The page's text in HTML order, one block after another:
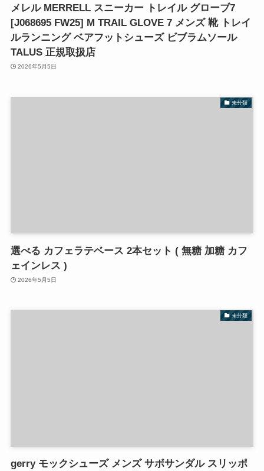
メレル MERRELL スニーカー トレイル グローブ7
[J068695 FW25] M TRAIL GLOVE 7 メンズ 靴 トレイ
ルランニング ベアフットシューズ ビブラムソール
TALUS 正規取扱店
2026年5月5日
未分類
選べる カフェラテベース 2本セット ( 無糖 加糖 カフ
ェインレス )
2026年5月5日
未分類
gerry モックシューズ メンズ サボサンダル スリッポ